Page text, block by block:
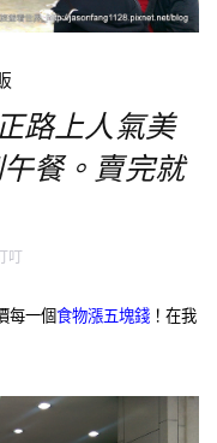
路上人氣美
餐。賣完就
每一個食物漲五塊錢 ！在我